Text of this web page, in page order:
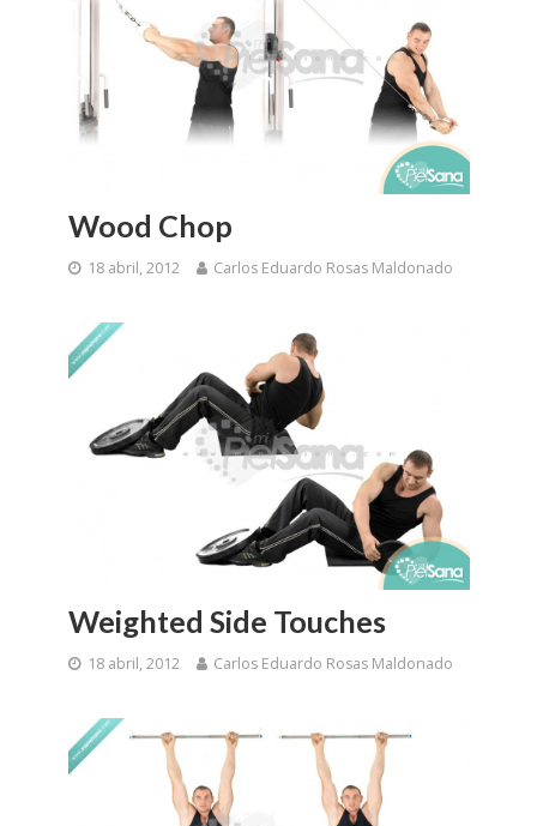
Wood Chop
18 abril, 2012 Carlos Eduardo Rosas Maldonado
Weighted Side Touches
18 abril, 2012 Carlos Eduardo Rosas Maldonado